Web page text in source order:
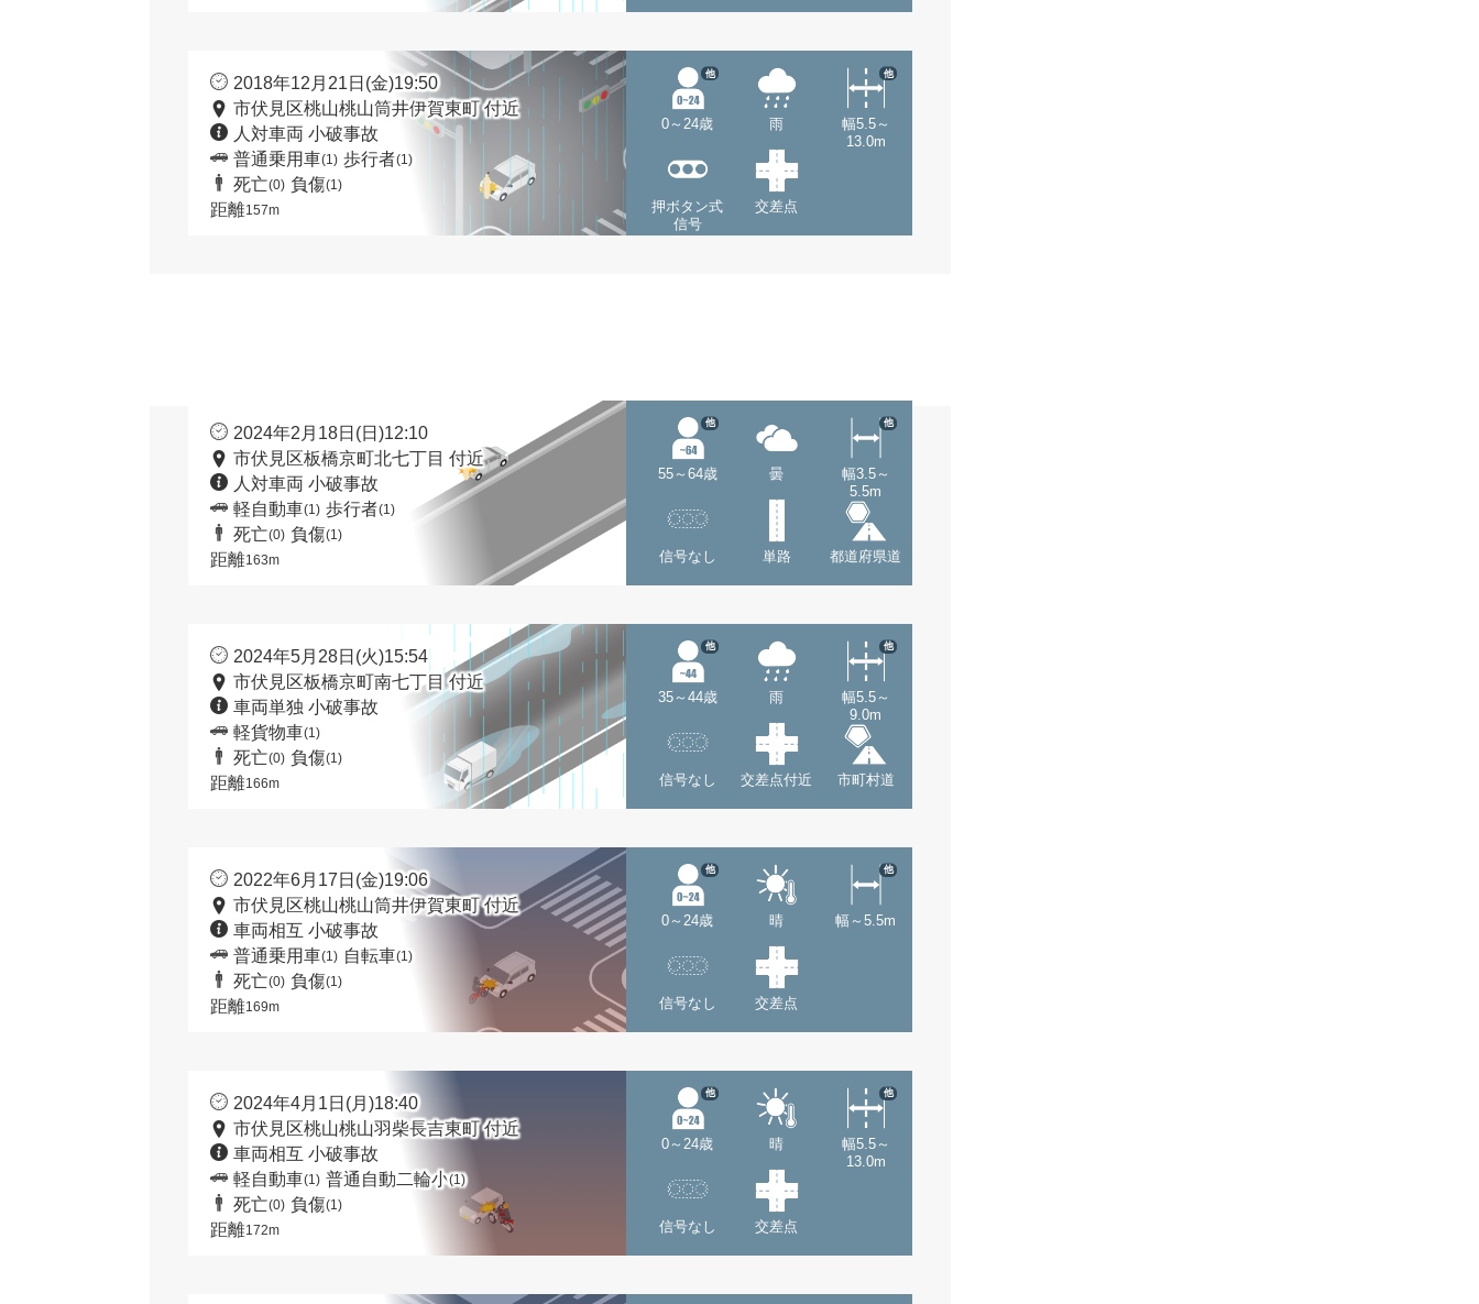
2018年12月21日(金)19:50
市伏見区桃山桃山筒井伊賀東町 付近
人対車両 小破事故
普通乗用車(1) 歩行者(1)
死亡(0) 負傷(1)
距離157m
0～24歳
他
雨
幅5.5～
13.0m
他
押ボタン式
信号
交差点
2024年2月18日(日)12:10
市伏見区板橋京町北七丁目 付近
人対車両 小破事故
軽自動車(1) 歩行者(1)
死亡(0) 負傷(1)
距離163m
55～64歳
他
曇
幅3.5～
5.5m
他
信号なし 単路 都道府県道
2024年5月28日(火)15:54
市伏見区板橋京町南七丁目 付近
車両単独 小破事故
軽貨物車(1)
死亡(0) 負傷(1)
距離166m
35～44歳
他
雨
幅5.5～
9.0m
他
信号なし 交差点付近 市町村道
2022年6月17日(金)19:06
市伏見区桃山桃山筒井伊賀東町 付近
車両相互 小破事故
普通乗用車(1) 自転車(1)
死亡(0) 負傷(1)
距離169m
0～24歳
他
晴 幅～5.5m
他
信号なし 交差点
2024年4月1日(月)18:40
市伏見区桃山桃山羽柴長吉東町 付近
車両相互 小破事故
軽自動車(1) 普通自動二輪小(1)
死亡(0) 負傷(1)
距離172m
0～24歳
他
晴
幅5.5～
13.0m
他
信号なし 交差点